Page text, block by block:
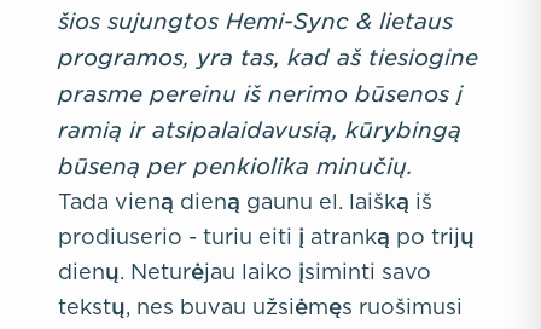
šios sujungtos Hemi-Sync & lietaus
programos, yra tas, kad aš tiesiogine
prasme pereinu iš nerimo būsenos į
ramią ir atsipalaidavusią, kūrybingą
būseną per penkiolika minučių.
Tada vieną dieną gaunu el. laišką iš
prodiuserio - turiu eiti į atranką po trijų
dienų. Neturėjau laiko įsiminti savo
tekstų, nes buvau užsiėmęs ruošimusi